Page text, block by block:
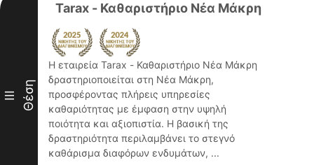
III Θέση
Tarax - Καθαριστήριο Νέα Μάκρη
Η εταιρεία Tarax - Καθαριστήριο Νέα Μάκρη
δραστηριοποιείται στη Νέα Μάκρη,
προσφέροντας πλήρεις υπηρεσίες
καθαριότητας με έμφαση στην υψηλή
ποιότητα και αξιοπιστία. Η βασική της
δραστηριότητα περιλαμβάνει το στεγνό
καθάρισμα διαφόρων ενδυμάτων, ...